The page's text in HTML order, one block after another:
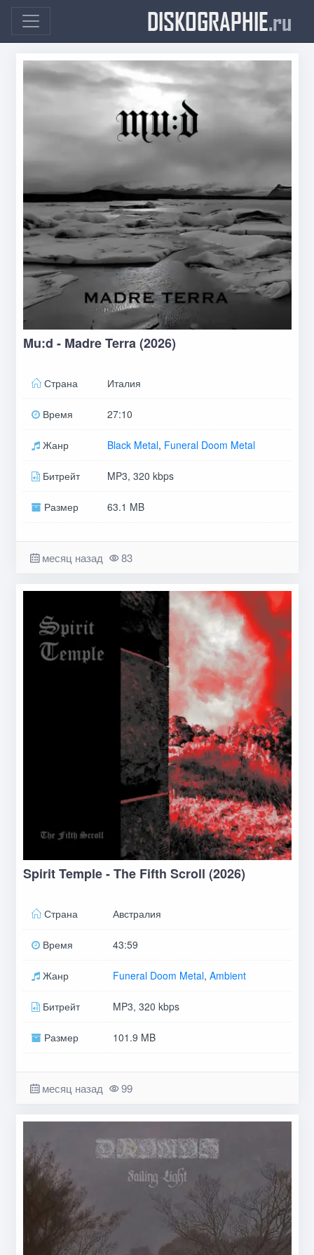
DISKOGRAPHIE.ru
Mu:d - Madre Terra (2026)
Страна Италия
Время 27:10
Жанр Black Metal, Funeral Doom Metal
Битрейт MP3, 320 kbps
Размер 63.1 MB
месяц назад 83
Spirit Temple - The Fifth Scroll (2026)
Страна Австралия
Время 43:59
Жанр Funeral Doom Metal, Ambient
Битрейт MP3, 320 kbps
Размер 101.9 MB
месяц назад 99